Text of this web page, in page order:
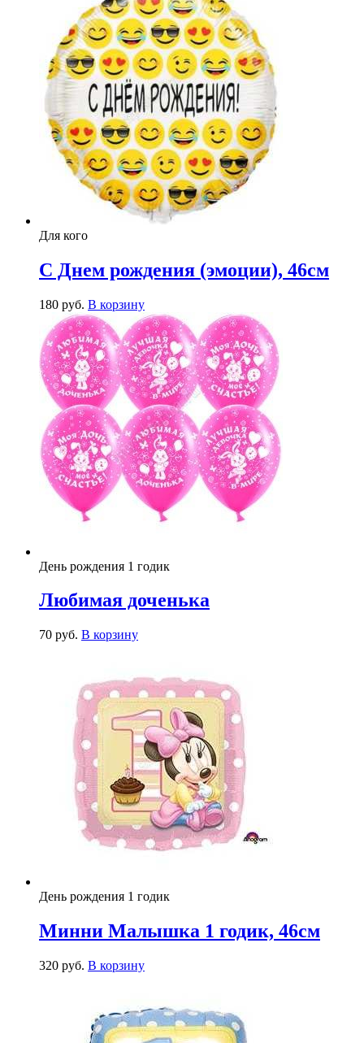
Для кого
С Днем рождения (эмоции), 46см
180 руб. В корзину
День рождения 1 годик
Любимая доченька
70 руб. В корзину
День рождения 1 годик
Минни Малышка 1 годик, 46см
320 руб. В корзину